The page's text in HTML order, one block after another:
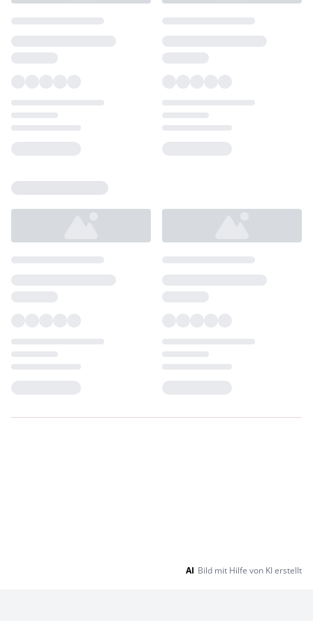
AI Bild mit Hilfe von KI erstellt